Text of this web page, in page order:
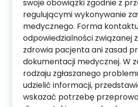
swoje obowiązki zgodnie z
regulującymi wykonywanie
medycznego. Forma
odpowiedzialności związanej
zdrowia pacjenta ani zasad
dokumentacji medycznej. W
rodzaju zgłaszanego
udzielić informacji,
wskazać potrzebę